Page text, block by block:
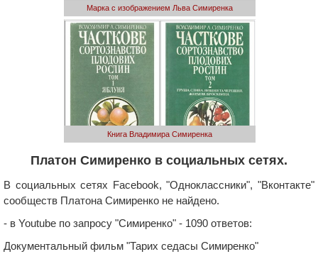
Марка с изображением Льва Симиренка
Книга Владимира Симиренка
Платон Симиренко в социальных сетях.
В социальных сетях Facebook, "Одноклассники", "Вконтакте"
сообществ Платона Симиренко не найдено.
- в Youtube по запросу "Симиренко" - 1090 ответов:
Документальный фильм "Тарих седасы Симиренко"